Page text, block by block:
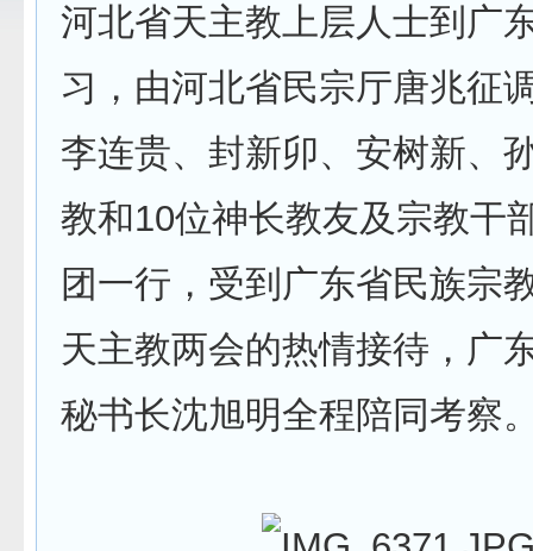
河北省天主教上层人士到广
习，由河北省民宗厅唐兆征
李连贵、封新卯、安树新、
教和10位神长教友及宗教干
团一行，受到广东省民族宗
天主教两会的热情接待，广
秘书长沈旭明全程陪同考察